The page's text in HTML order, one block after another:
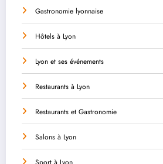
Gastronomie lyonnaise
Hôtels à Lyon
Lyon et ses événements
Restaurants à Lyon
Restaurants et Gastronomie
Salons à Lyon